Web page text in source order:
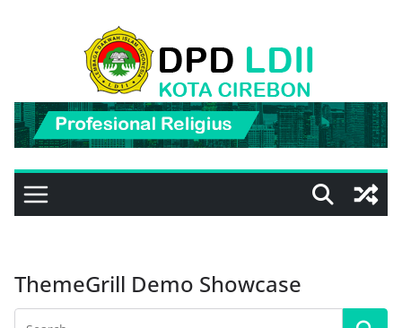
ThemeGrill Demo Showcase